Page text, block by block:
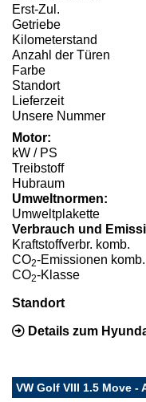
Erst-Zul.
Getriebe
Kilometerstand
Anzahl der Türen
Farbe
Standort
Lieferzeit
Unsere Nummer
Motor:
kW / PS
Treibstoff
Hubraum
Umweltnormen:
Umweltplakette
Verbrauch und
Kraftstoffverbr. komb.
CO2-Emissionen komb.
CO2-Klasse
Standort
Details zum
VW Golf VIII 1.5 Move -